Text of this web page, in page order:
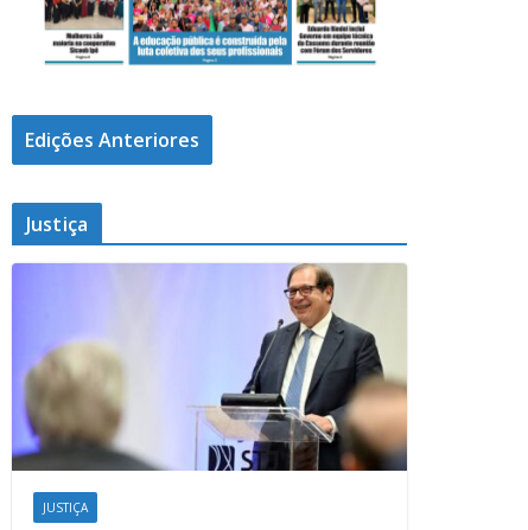
Edições Anteriores
Justiça
JUSTIÇA